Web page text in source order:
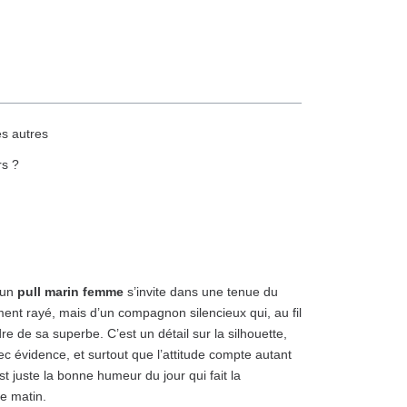
autres
?
pull marin femme s’invite dans une tenue du
rayé, mais d’un compagnon silencieux qui, au fil
de sa superbe. C’est un détail sur la silhouette,
évidence, et surtout que l’attitude compte autant
juste la bonne humeur du jour qui fait la
matin.